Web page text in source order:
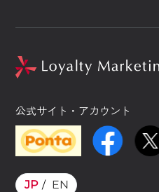
公式サイト・アカウント
JP EN